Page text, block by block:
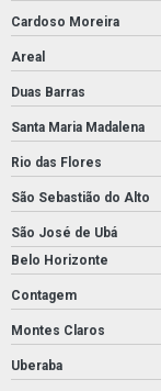
Cardoso Moreira
Areal
Duas Barras
Santa Maria Madalena
Rio das Flores
São Sebastião do Alto
São José de Ubá
Belo Horizonte
Contagem
Montes Claros
Uberaba